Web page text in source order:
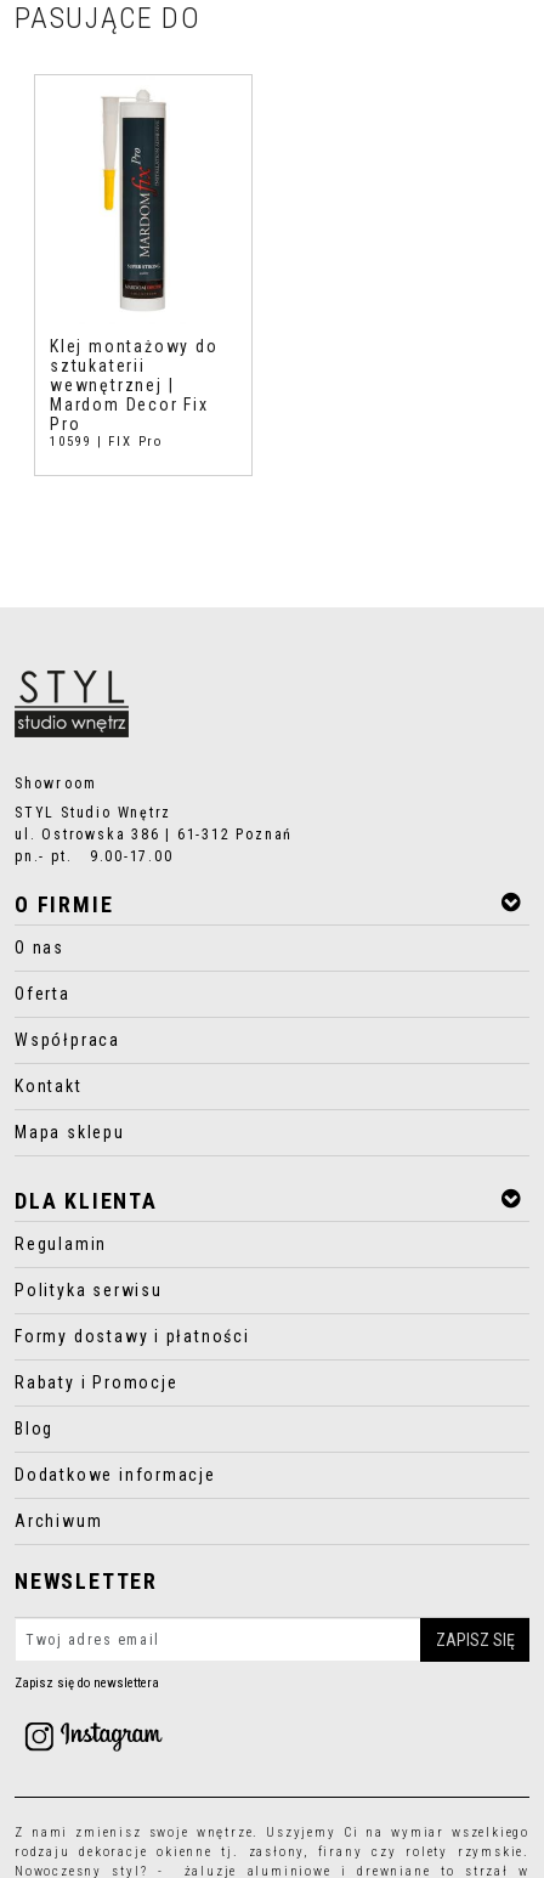
PASUJĄCE DO
Klej montażowy do
sztukaterii
wewnętrznej |
Mardom Decor Fix
Pro
10599 | FIX Pro
Showroom
STYL Studio Wnętrz
ul. Ostrowska 386 | 61-312 Poznań
pn.- pt. 9.00-17.00
O FIRMIE
O nas
Oferta
Współpraca
Kontakt
Mapa sklepu
DLA KLIENTA
Regulamin
Polityka serwisu
Formy dostawy i płatności
Rabaty i Promocje
Blog
Dodatkowe informacje
Archiwum
NEWSLETTER
Zapisz się do newslettera
Z nami zmienisz swoje wnętrze. Uszyjemy Ci na wymiar wszelkiego
rodzajudekoracje okienne tj. zasłony, firany czy rolety rzymskie.
Nowoczesny styl? - żaluzje aluminiowe i drewniane to strzał w